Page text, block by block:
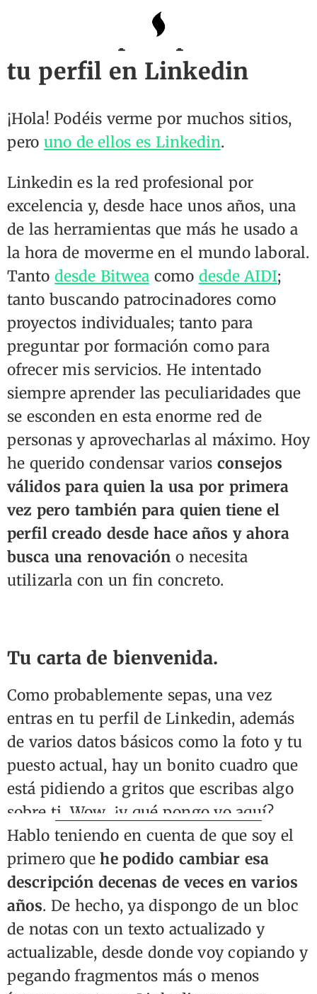
10 trucos para potenciar
tu perfil en Linkedin
¡Hola! Podéis verme por muchos sitios,
perouno de ellos es Linkedin.
Linkedin es la red profesional por
excelencia y, desde hace unos años, una
de las herramientas que más he usado a
la hora de moverme en el mundo laboral.
Tantodesde Bitweacomo desde AIDI;
tanto buscando patrocinadores como
proyectos individuales; tanto para
preguntar por formación como para
ofrecer mis servicios. He intentado
siempre aprender las peculiaridades que
se esconden en esta enorme red de
personas y aprovecharlas al máximo. Hoy
he querido condensar variosconsejos
válidos para quien la usa por primera
vez pero también para quien tiene el
perfil creado desde hace años y ahora
busca una renovación o necesita
utilizarla con un fin concreto.
Tu carta de bienvenida.
Como probablemente sepas, una vez
entras en tu perfil de Linkedin, además
de varios datos básicos como la foto y tu
puesto actual, hay un bonito cuadro que
está pidiendo a gritos que escribas algo
sobre ti. Wow, ¿y qué pongo yo aquí?
Hablo teniendo en cuenta de que soy el
primero quehe podido cambiar esa
descripción decenas de veces en varios
años. De hecho, ya dispongo de un bloc
de notas con un texto actualizado y
actualizable, desde donde voy copiando y
pegando fragmentos más o menos